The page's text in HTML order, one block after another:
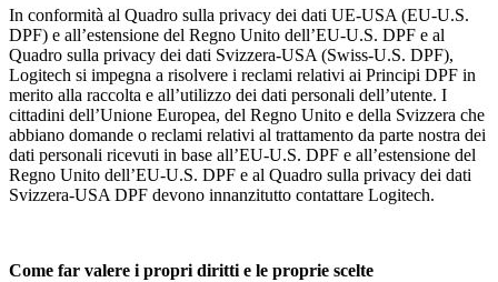
In conformità al Quadro sulla privacy dei dati UE-USA (EU-U.S.
DPF) e all’estensione del Regno Unito dell’EU-U.S. DPF e al
Quadro sulla privacy dei dati Svizzera-USA (Swiss-U.S. DPF),
Logitech si impegna a risolvere i reclami relativi ai Principi DPF in
merito alla raccolta e all’utilizzo dei dati personali dell’utente. I
cittadini dell’Unione Europea, del Regno Unito e della Svizzera che
abbiano domande o reclami relativi al trattamento da parte nostra dei
dati personali ricevuti in base all’EU-U.S. DPF e all’estensione del
Regno Unito dell’EU-U.S. DPF e al Quadro sulla privacy dei dati
Svizzera-USA DPF devono innanzitutto contattare Logitech.
Come far valere i propri diritti e le proprie scelte